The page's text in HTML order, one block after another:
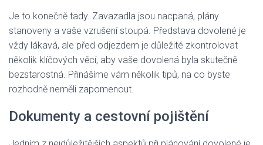
Je to konečně tady. Zavazadla jsou nacpaná, plány
stanoveny a vaše vzrušení stoupá. Představa dovolené je
vždy lákavá, ale před odjezdem je důležité zkontrolovat
několik klíčových věcí, aby vaše dovolená byla skutečně
bezstarostná. Přinášíme vám několik tipů, na co byste
rozhodně neměli zapomenout.
Dokumenty a cestovní pojištění